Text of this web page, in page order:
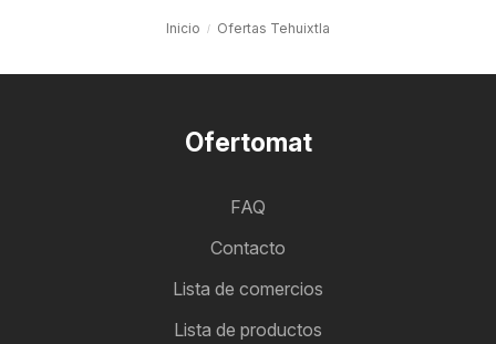
Inicio Ofertas Tehuixtla
Ofertomat
FAQ
Contacto
Lista de comercios
Lista de productos